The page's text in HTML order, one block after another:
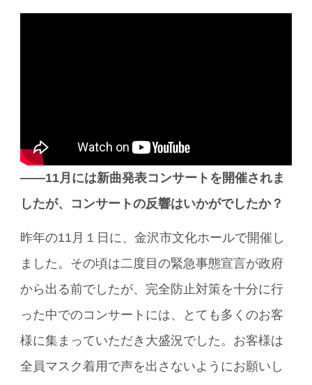
――11月には新曲発表コンサートを開催されま
したが、コンサートの反響はいかがでしたか？
昨年の11月１日に、金沢市文化ホールで開催し
ました。その頃は二度目の緊急事態宣言が政府
から出る前でしたが、完全防止対策を十分に行
った中でのコンサートには、とても多くのお客
様に集まっていただき大盛況でした。お客様は
全員マスク着用で声を出さないようにお願いし